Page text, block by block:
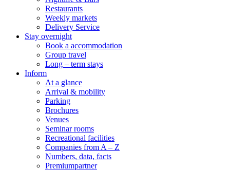
Restaurants
Weekly markets
Delivery Service
Stay overnight
Book a accommodation
Group travel
Long – term stays
Inform
At a glance
Arrival & mobility
Parking
Brochures
Venues
Seminar rooms
Recreational facilities
Companies from A – Z
Numbers, data, facts
Premiumpartner